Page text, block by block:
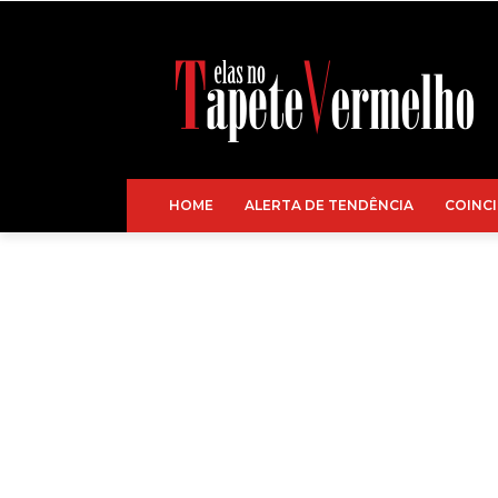
HOME ALERTA DE TENDÊNCIA